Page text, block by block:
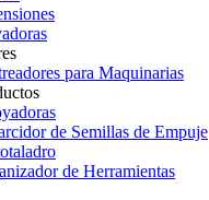
para Maquinarias
de Semillas de Empuje
de Herramientas